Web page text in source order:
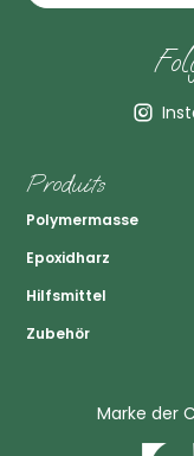
Produits
Polymermasse
Epoxidharz
Hilfsmittel
Zubehör
Marke der